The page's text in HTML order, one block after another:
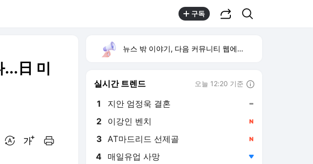
구독
...日 미
뉴스 밖 이야기, 다음 커뮤니티 웹에서 보기
실시간 트렌드 오늘 12:20 기준
1 지안 엄정욱 결혼
2 이강인 벤치
3 AT마드리드 선제골
4 매일유업 사망